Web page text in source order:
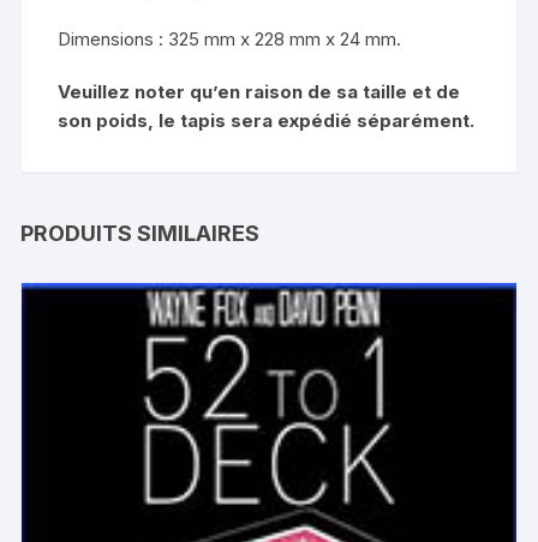
Dimensions : 325 mm x 228 mm x 24 mm.
Veuillez noter qu’en raison de sa taille et de
son poids, le tapis sera expédié séparément.
PRODUITS SIMILAIRES